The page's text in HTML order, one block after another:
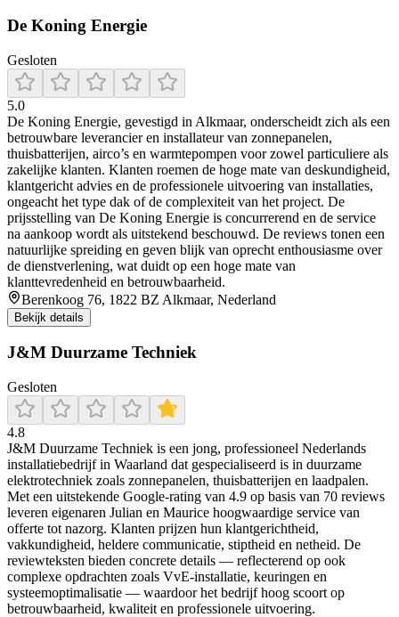
De Koning Energie
Gesloten
5.0
De Koning Energie, gevestigd in Alkmaar, onderscheidt zich als een
betrouwbare leverancier en installateur van zonnepanelen,
thuisbatterijen, airco’s en warmtepompen voor zowel particuliere als
zakelijke klanten. Klanten roemen de hoge mate van deskundigheid,
klantgericht advies en de professionele uitvoering van installaties,
ongeacht het type dak of de complexiteit van het project. De
prijsstelling van De Koning Energie is concurrerend en de service
na aankoop wordt als uitstekend beschouwd. De reviews tonen een
natuurlijke spreiding en geven blijk van oprecht enthousiasme over
de dienstverlening, wat duidt op een hoge mate van
klanttevredenheid en betrouwbaarheid.
Berenkoog 76, 1822 BZ Alkmaar, Nederland
Bekijk details
J&M Duurzame Techniek
Gesloten
4.8
J&M Duurzame Techniek is een jong, professioneel Nederlands
installatiebedrijf in Waarland dat gespecialiseerd is in duurzame
elektrotechniek zoals zonnepanelen, thuisbatterijen en laadpalen.
Met een uitstekende Google-rating van 4.9 op basis van 70 reviews
leveren eigenaren Julian en Maurice hoogwaardige service van
offerte tot nazorg. Klanten prijzen hun klantgerichtheid,
vakkundigheid, heldere communicatie, stiptheid en netheid. De
reviewteksten bieden concrete details — reflecterend op ook
complexe opdrachten zoals VvE-installatie, keuringen en
systeemoptimalisatie — waardoor het bedrijf hoog scoort op
betrouwbaarheid, kwaliteit en professionele uitvoering.